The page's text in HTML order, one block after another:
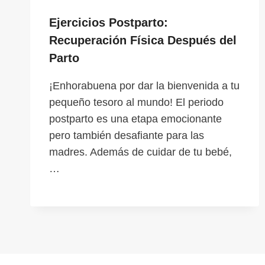
Ejercicios Postparto:
Recuperación Física Después del
Parto
¡Enhorabuena por dar la bienvenida a tu
pequeño tesoro al mundo! El periodo
postparto es una etapa emocionante
pero también desafiante para las
madres. Además de cuidar de tu bebé,
…